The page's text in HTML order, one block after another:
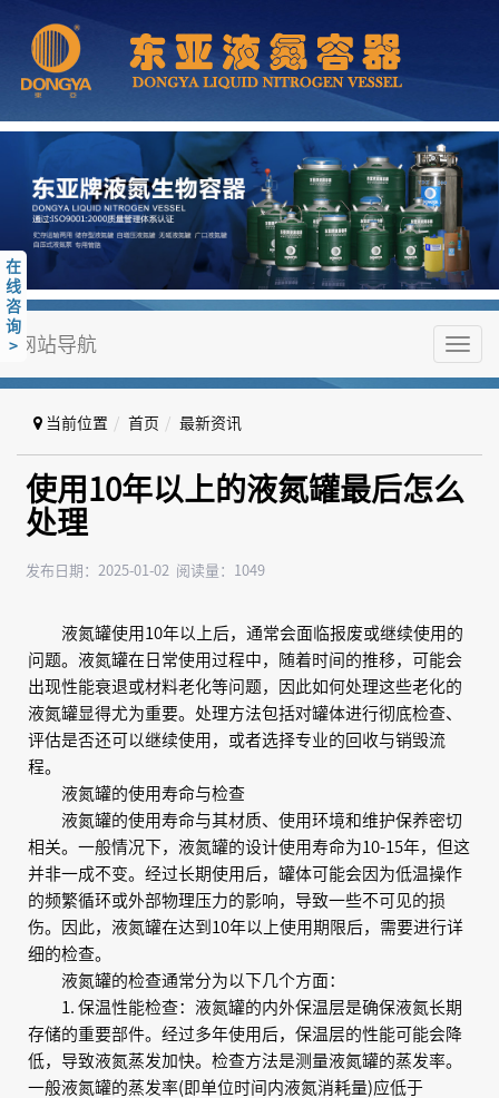
网站导航
当前位置 首页 最新资讯
使用10年以上的液氮罐最后怎么
处理
发布日期：2025-01-02 阅读量：1049
液氮罐使用10年以上后，通常会面临报废或继续使用的
问题。液氮罐在日常使用过程中，随着时间的推移，可能会
出现性能衰退或材料老化等问题，因此如何处理这些老化的
液氮罐显得尤为重要。处理方法包括对罐体进行彻底检查、
评估是否还可以继续使用，或者选择专业的回收与销毁流
程。
液氮罐的使用寿命与检查
液氮罐的使用寿命与其材质、使用环境和维护保养密切
相关。一般情况下，液氮罐的设计使用寿命为10-15年，但这
并非一成不变。经过长期使用后，罐体可能会因为低温操作
的频繁循环或外部物理压力的影响，导致一些不可见的损
伤。因此，液氮罐在达到10年以上使用期限后，需要进行详
细的检查。
液氮罐的检查通常分为以下几个方面：
1. 保温性能检查：液氮罐的内外保温层是确保液氮长期
存储的重要部件。经过多年使用后，保温层的性能可能会降
低，导致液氮蒸发加快。检查方法是测量液氮罐的蒸发率。
一般液氮罐的蒸发率(即单位时间内液氮消耗量)应低于
在
线
咨
询
>